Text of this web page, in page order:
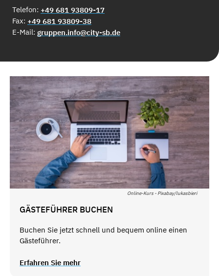
Telefon: +49 681 93809-17
Fax: +49 681 93809-38
E-Mail: gruppen.info@city-sb.de
Online-Kurs - Pixabay/lukasbieri
GÄSTEFÜHRER BUCHEN
Buchen Sie jetzt schnell und bequem online einen
Gästeführer.
Erfahren Sie mehr